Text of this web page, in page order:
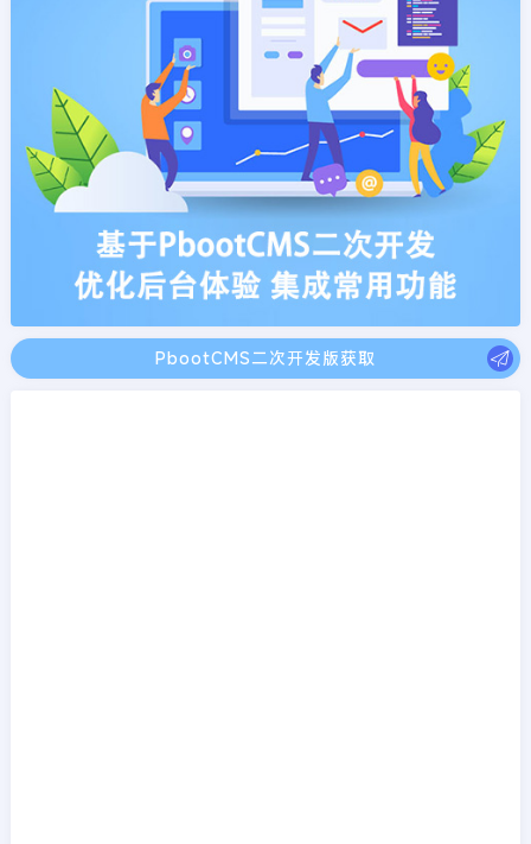
PbootCMS二次开发版获取